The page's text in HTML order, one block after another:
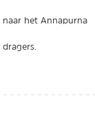
naar het Annapurna